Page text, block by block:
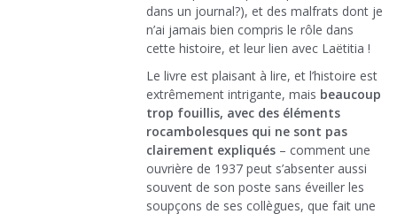
dans un journal?), et des malfrats dont je
n’ai jamais bien compris le rôle dans
cette histoire, et leur lien avec Laëtitia !
Le livre est plaisant à lire, et l’histoire est
extrêmement intrigante, mais beaucoup
trop fouillis, avec des éléments
rocambolesques qui ne sont pas
clairement expliqués – comment une
ouvrière de 1937 peut s’absenter aussi
souvent de son poste sans éveiller les
soupçons de ses collègues, que fait une